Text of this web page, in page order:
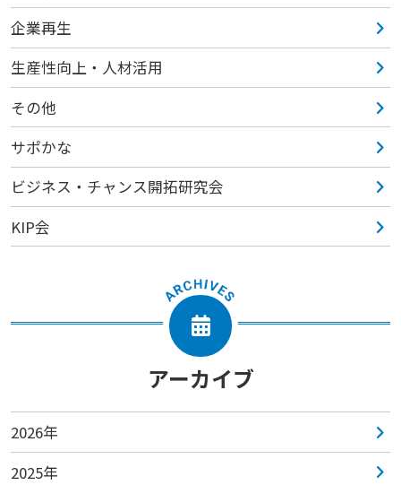
企業再生
生産性向上・人材活用
その他
サポかな
ビジネス・チャンス開拓研究会
KIP会
アーカイブ
2026年
2025年